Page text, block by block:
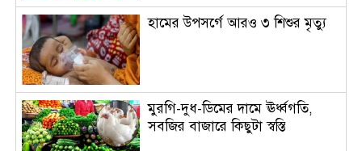
হামের উপসর্গে আরও ৩ শিশুর মৃত্যু
মুরগি-দুধ-ডিমের দামে ঊর্ধ্বগতি,
সবজির বাজারে কিছুটা স্বস্তি